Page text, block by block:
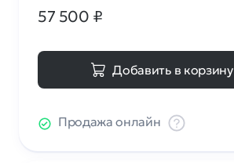
57 500 ₽
Добавить в корзину
Продажа онлайн